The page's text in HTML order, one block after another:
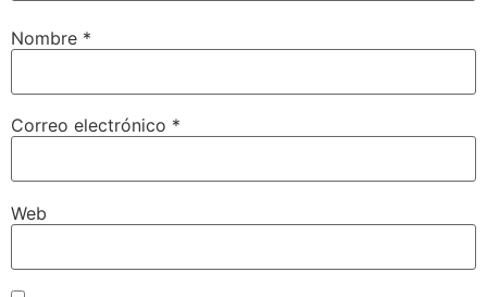
Nombre *
Correo electrónico *
Web